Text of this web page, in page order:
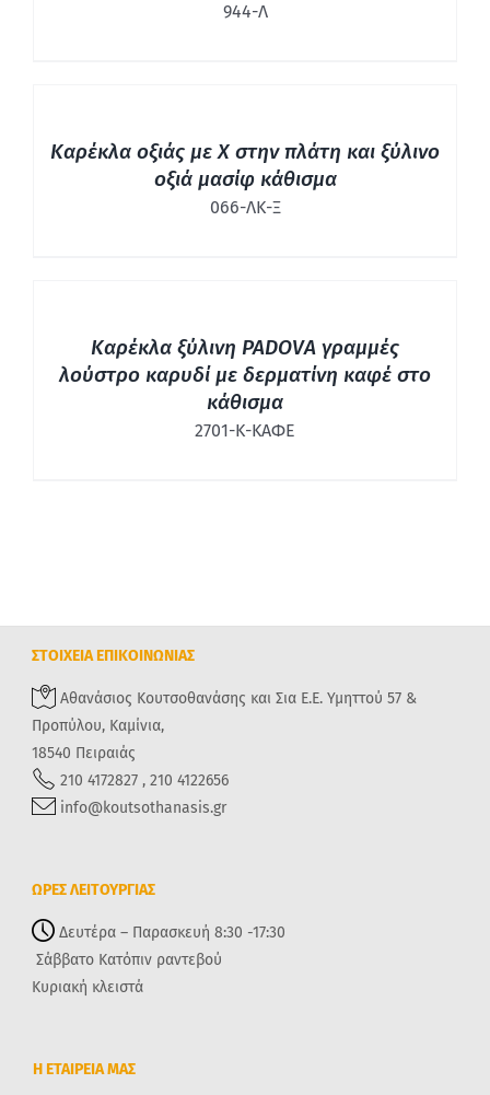
944-Λ
Καρέκλα οξιάς με Χ στην πλάτη και ξύλινο
οξιά μασίφ κάθισμα
066-ΛΚ-Ξ
Καρέκλα ξύλινη PADOVA γραμμές
λούστρο καρυδί με δερματίνη καφέ στο
κάθισμα
2701-Κ-ΚΑΦΕ
ΣΤΟΙΧΕΙΑ ΕΠΙΚΟΙΝΩΝΙΑΣ
Αθανάσιος Κουτσοθανάσης και Σια Ε.Ε. Υμηττού 57 &
Προπύλου, Καμίνια,
18540 Πειραιάς
210 4172827 , 210 4122656
info@koutsothanasis.gr
ΩΡΕΣ ΛΕΙΤΟΥΡΓΙΑΣ
Δευτέρα – Παρασκευή 8:30 -17:30
Σάββατο Κατόπιν ραντεβού
Κυριακή κλειστά
Η ΕΤΑΙΡΕΙΑ ΜΑΣ